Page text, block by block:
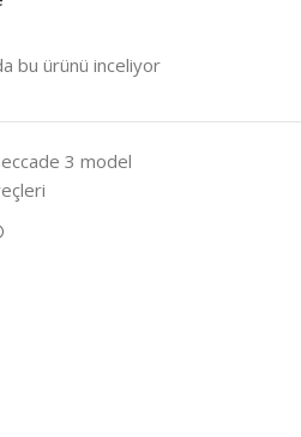
bu ürünü inceliyor
3 model